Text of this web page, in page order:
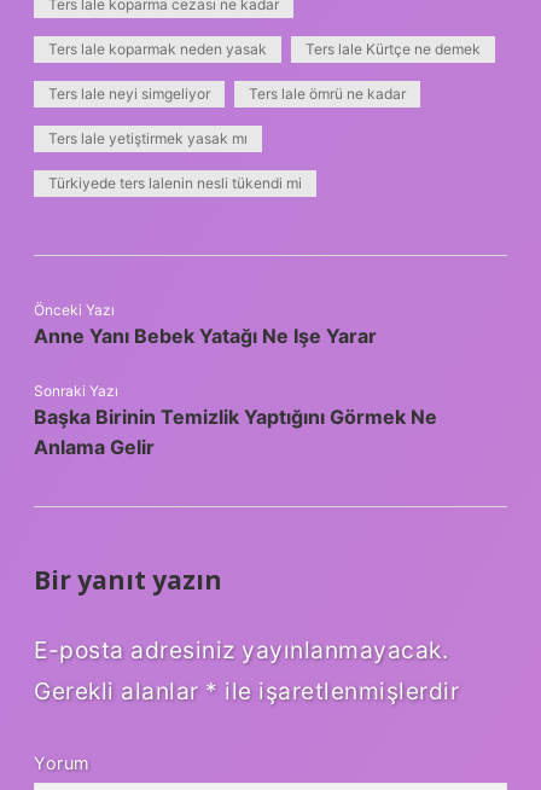
Ters lale koparma cezası ne kadar
Ters lale koparmak neden yasak Ters lale Kürtçe ne demek
Ters lale neyi simgeliyor Ters lale ömrü ne kadar
Ters lale yetiştirmek yasak mı
Türkiyede ters lalenin nesli tükendi mi
Önceki Yazı
Anne Yanı Bebek Yatağı Ne Işe Yarar
Sonraki Yazı
Başka Birinin Temizlik Yaptığını Görmek Ne
Anlama Gelir
Bir yanıt yazın
E-posta adresiniz yayınlanmayacak.
Gerekli alanlar * ile işaretlenmişlerdir
Yorum